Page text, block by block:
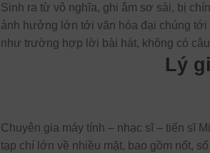
Sinh ra từ vô nghĩa, ghi âm sơ sài, bị
ảnh hưởng lớn tới văn hóa đại chúng
như trường hợp lời bài hát, không có
Lý
Chuyên gia máy tính – nhạc sĩ – tiến sĩ
tạp chí lớn về nhiều mặt, bao gồm nốt,